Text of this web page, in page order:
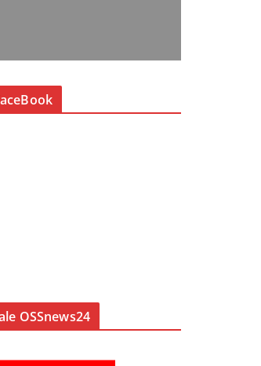
OSSnews24